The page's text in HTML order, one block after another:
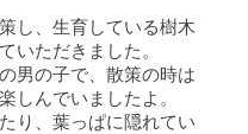
し、生育している樹木
いただきました。
男の子で、散策の時は
しんでいましたよ。
り、葉っぱに隠れてい